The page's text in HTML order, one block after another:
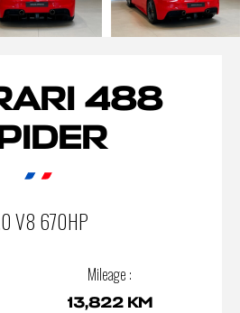
488
V8 670HP
Mileage :
13,822 KM